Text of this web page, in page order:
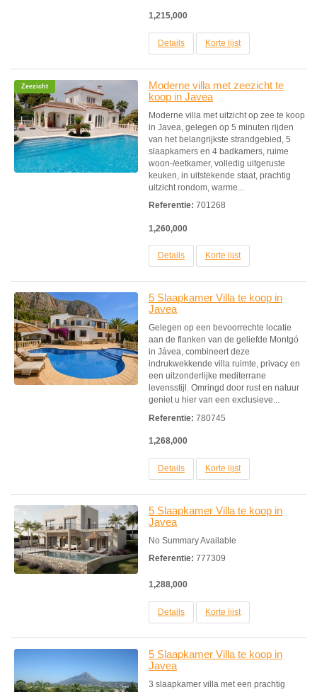
1,215,000
Details Korte lijst
Zeezicht
Moderne villa met zeezicht te
koop in Javea
Moderne villa met uitzicht op zee te koop
in Javea, gelegen op 5 minuten rijden
van het belangrijkste strandgebied, 5
slaapkamers en 4 badkamers, ruime
woon-/eetkamer, volledig uitgeruste
keuken, in uitstekende staat, prachtig
uitzicht rondom, warme...
Referentie: 701268
1,260,000
Details Korte lijst
5 Slaapkamer Villa te koop in
Javea
Gelegen op een bevoorrechte locatie
aan de flanken van de geliefde Montgó
in Jávea, combineert deze
indrukwekkende villa ruimte, privacy en
een uitzonderlijke mediterrane
levensstijl. Omringd door rust en natuur
geniet u hier van een exclusieve...
Referentie: 780745
1,268,000
Details Korte lijst
5 Slaapkamer Villa te koop in
Javea
No Summary Available
Referentie: 777309
1,288,000
Details Korte lijst
5 Slaapkamer Villa te koop in
Javea
3 slaapkamer villa met een prachtig